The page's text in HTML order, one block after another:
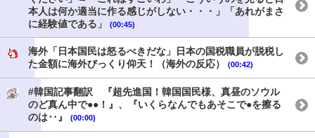
本人は何か適当に作る感じがしない・・・」「あれがまさ
に経験値である」
(00:45)
海外「日本国民は怒るべきだな」日本の国税職員が脱税し
た金額に海外びっくり仰天！（海外の反応）
(00:42)
#韓国記事翻訳 『超先進国！韓国国民様、真昼のソウル
のど真ん中で●●！』、『いくらなんでもあそこで●を擦る
のは‥』
(00:00)